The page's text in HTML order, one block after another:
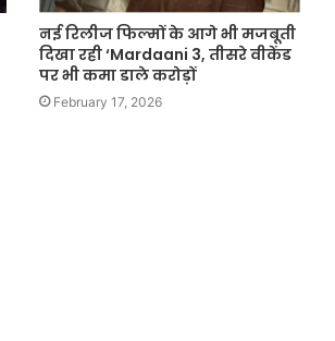
नई रिलीज फिल्मों के आगे भी मजबूती
दिखा रही ‘Mardaani 3, तीसरे वीकेंड
पर भी कमा डाले करोड़ों
February 17, 2026